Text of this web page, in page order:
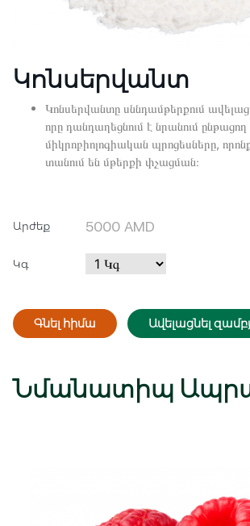
Կոնսերվանտ
Կոնսերվանտը սննդամթերքում
որը դանդաղեցնում է նրանում ընթացող
միկրոբիոլոգիական պրոցեսները,
տանում են մթերքի փչացման։
Արժեք 5000 AMD
Կգ
Գնել հիմա Ավելացնել
Նմանատիպ